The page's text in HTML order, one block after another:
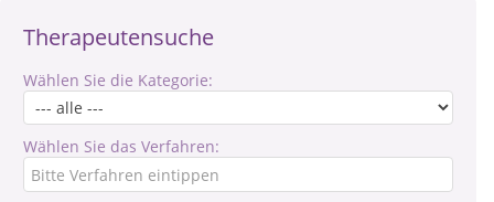
Therapeutensuche
Wählen Sie die Kategorie:
Wählen Sie das Verfahren: